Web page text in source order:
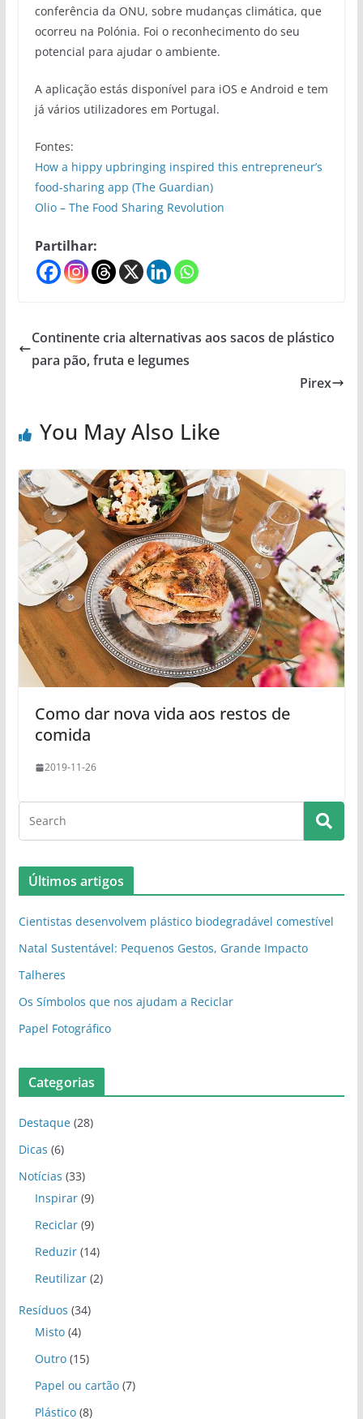
conferência da ONU, sobre mudanças climática, que
ocorreu na Polónia. Foi o reconhecimento do seu
potencial para ajudar o ambiente.
A aplicação estás disponível para iOS e Android e tem
já vários utilizadores em Portugal.
Fontes:
How a hippy upbringing inspired this entrepreneur’s
food-sharing app (The Guardian)
Olio – The Food Sharing Revolution
Partilhar:
Continente cria alternativas aos sacos de plástico
para pão, fruta e legumes
Pirex
You May Also Like
Como dar nova vida aos restos de
comida
2019-11-26
Últimos artigos
Cientistas desenvolvem plástico biodegradável comestível
Natal Sustentável: Pequenos Gestos, Grande Impacto
Talheres
Os Símbolos que nos ajudam a Reciclar
Papel Fotográfico
Categorias
Destaque(28)
Dicas (6)
Notícias (33)
Inspirar(9)
Reciclar(9)
Reduzir(14)
Reutilizar(2)
Resíduos (34)
Misto(4)
Outro(15)
Papel ou cartão(7)
Plástico(8)